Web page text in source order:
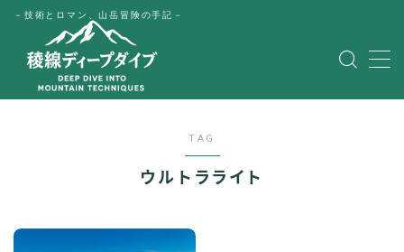
－技術とロマン、山岳冒険の手記－
MENU
TAG
ウルトラライト